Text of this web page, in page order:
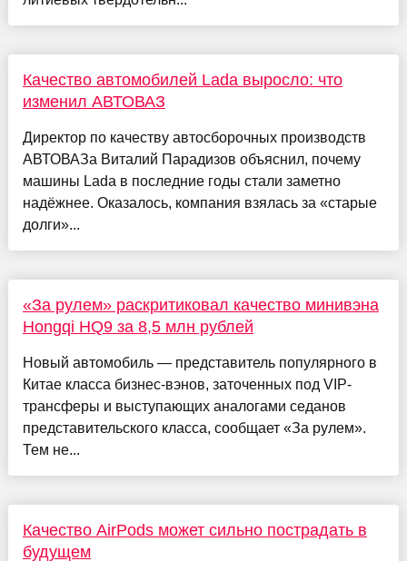
Качество автомобилей Lada выросло: что
изменил АВТОВАЗ
Директор по качеству автосборочных производств
АВТОВАЗа Виталий Парадизов объяснил, почему
машины Lada в последние годы стали заметно
надёжнее. Оказалось, компания взялась за «старые
долги»...
«За рулем» раскритиковал качество минивэна
Hongqi HQ9 за 8,5 млн рублей
Новый автомобиль — представитель популярного в
Китае класса бизнес-вэнов, заточенных под VIP-
трансферы и выступающих аналогами седанов
представительского класса, сообщает «За рулем».
Тем не...
Качество AirPods может сильно пострадать в
будущем